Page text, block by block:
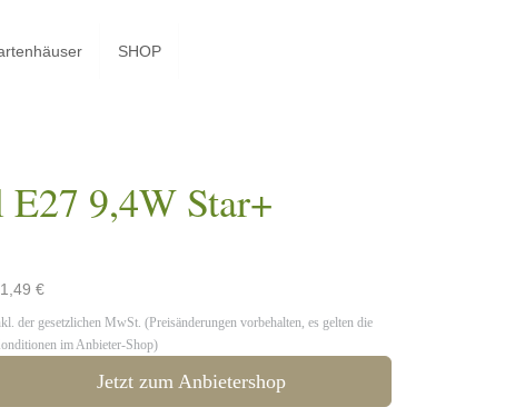
SHOP
9,4W Star+
€
der gesetzlichen MwSt. (Preisänderungen vorbehalten, es gelten die
im Anbieter-Shop)
Jetzt zum Anbietershop